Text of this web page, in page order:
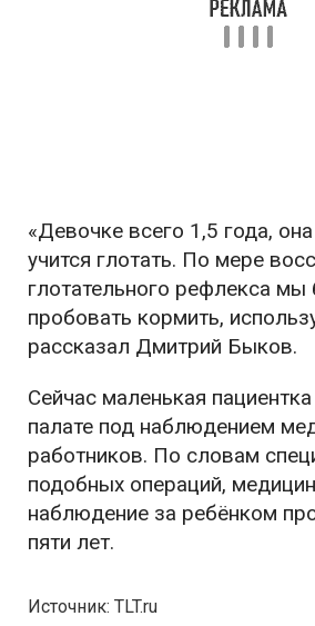
«Девочке всего 1,5 года,
учится глотать. По мере
глотательного рефлекса мы
пробовать кормить,
рассказал Дмитрий Быков.
Сейчас маленькая
палате под наблюдением
работников. По словам
подобных операций,
наблюдение за ребёнком
пяти лет.
Источник: TLT.ru